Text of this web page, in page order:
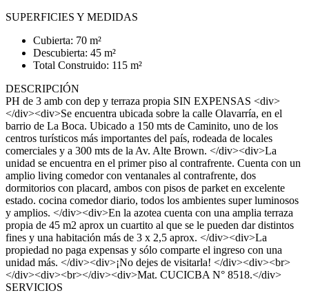
SUPERFICIES Y MEDIDAS
Cubierta: 70 m²
Descubierta: 45 m²
Total Construido: 115 m²
DESCRIPCIÓN
PH de 3 amb con dep y terraza propia SIN EXPENSAS <div>
</div><div>Se encuentra ubicada sobre la calle Olavarría, en el
barrio de La Boca. Ubicado a 150 mts de Caminito, uno de los
centros turísticos más importantes del país, rodeada de locales
comerciales y a 300 mts de la Av. Alte Brown. </div><div>La
unidad se encuentra en el primer piso al contrafrente. Cuenta con un
amplio living comedor con ventanales al contrafrente, dos
dormitorios con placard, ambos con pisos de parket en excelente
estado. cocina comedor diario, todos los ambientes super luminosos
y amplios. </div><div>En la azotea cuenta con una amplia terraza
propia de 45 m2 aprox un cuartito al que se le pueden dar distintos
fines y una habitación más de 3 x 2,5 aprox. </div><div>La
propiedad no paga expensas y sólo comparte el ingreso con una
unidad más. </div><div>¡No dejes de visitarla! </div><div><br>
</div><div><br></div><div>Mat. CUCICBA N° 8518.</div>
SERVICIOS